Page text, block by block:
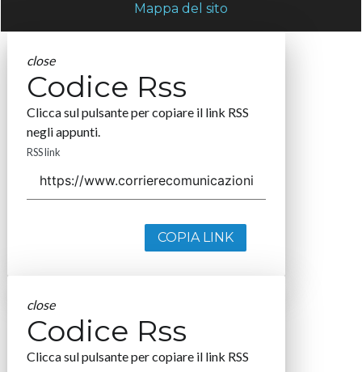
Mappa del sito
close
Codice Rss
Clicca sul pulsante per copiare il link RSS
negli appunti.
RSS link
COPIA LINK
close
Codice Rss
Clicca sul pulsante per copiare il link RSS